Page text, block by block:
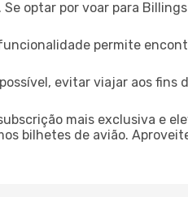
optar por voar para
permite
evitar viajar aos fins
mais exclusiva e
bilhetes de avião.